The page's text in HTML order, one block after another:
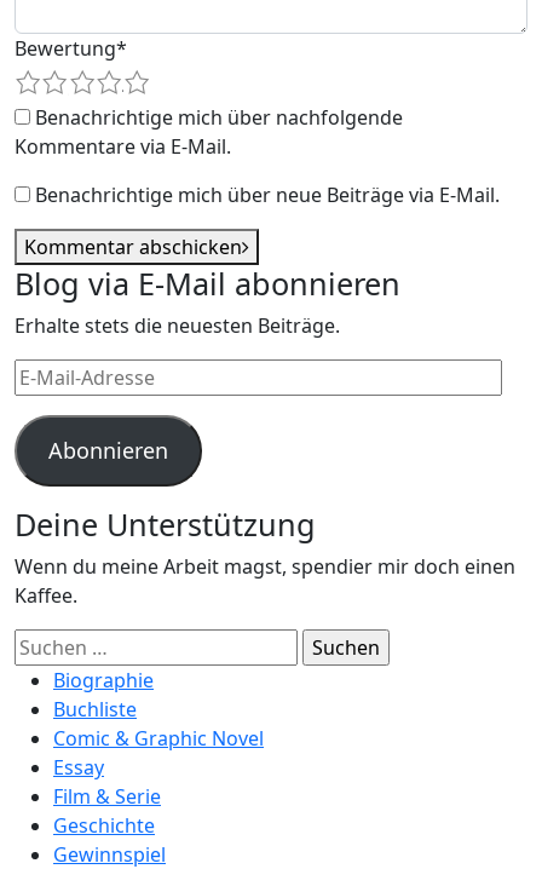
Bewertung*
4
3
2
1
Benachrichtige mich über nachfolgende
Kommentare via E-Mail.
Benachrichtige mich über neue Beiträge via E-Mail.
Kommentar abschicken
Blog via E-Mail abonnieren
Erhalte stets die neuesten Beiträge.
E-
Mail-
Adresse
Abonnieren
Deine Unterstützung
Wenn du meine Arbeit magst, spendier mir doch einen
Kaffee.
Suchen
nach:Biographie
Buchliste
Comic & Graphic Novel
Essay
Film & Serie
Geschichte
Gewinnspiel